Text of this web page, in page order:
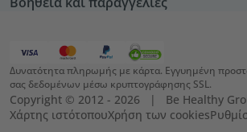
Δυνατότητα πληρωμής με κάρτα. Εγγυημένη
σας δεδομένων μέσω κρυπτογράφησης SSL.
Copyright © 2012 - 2026   |   Be Healthy
Χάρτης ιστότοπουΧρήση των cookies